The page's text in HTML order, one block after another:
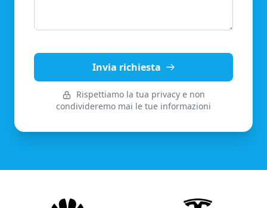
Invia richiesta
Rispettiamo la tua privacy e non
condivideremo mai le tue informazioni